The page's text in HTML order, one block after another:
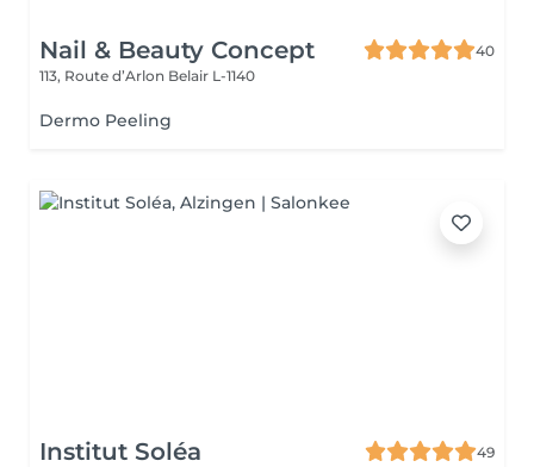
Nail & Beauty Concept
40
113, Route d’Arlon Belair L-1140
Dermo Peeling
Institut Soléa
49